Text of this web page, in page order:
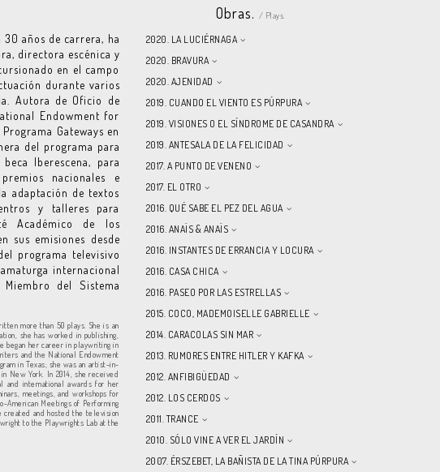
30 años de carrera, ha
directora escénica y
en el campo
durante varios
Autora de Oficio de
Endowment for
Gateways en
del programa para
Iberescena, para
nacionales e
adaptación de textos
y talleres para
Académico de los
sus emisiones desde
programa televisivo
internacional
del Sistema
more than 50 plays. She is an
she has worked in publishing,
began her career in playwriting in
and the National Endowment
in Texas; she was an artist-in-
New York. In 2014, she received
and international awards for her
meetings, and workshops for
American Meetings of Performing
created and hosted the television
to the Playwrights Lab at the
Obras. / Plays.
2020. LA LUCIÉRNAGA
2020. BRAVURA
2020. AJENIDAD
2019. CUANDO EL VIENTO ES PÚRPURA
2019. VISIONES O EL SÍNDROME DE CASANDRA
2019. ANTESALA DE LA FELICIDAD
2017. A PUNTO DE VENENO
2017. EL OTRO
2016. QUÉ SABE EL PEZ DEL AGUA
2016. ANAÏS & ANAÏS
2016. INSTANTES DE ERRANCIA Y LOCURA
2016. CASA CHICA
2016. PASEO POR LAS ESTRELLAS
2015. COCO, MADEMOISELLE GABRIELLE
2014. CARACOLAS SIN MAR
2013. RUMORES ENTRE HITLER Y KAFKA
2012. ANFIBIGÜEDAD
2012. LOS CERDOS
2011. TRANCE
2010. SÓLO VINE A VER EL JARDÍN
2007. ÉRSZEBET, LA BAÑISTA DE LA TINA PÚRPURA